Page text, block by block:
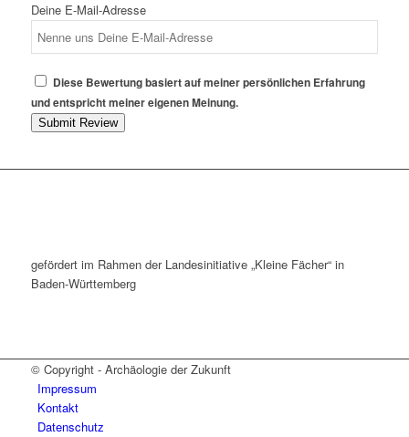
Deine E-Mail-Adresse
Diese Bewertung basiert auf meiner persönlichen Erfahrung
und entspricht meiner eigenen Meinung.
Submit Review
gefördert im Rahmen der Landesinitiative „Kleine Fächer“ in
Baden-Württemberg
© Copyright - Archäologie der Zukunft
Impressum
Kontakt
Datenschutz